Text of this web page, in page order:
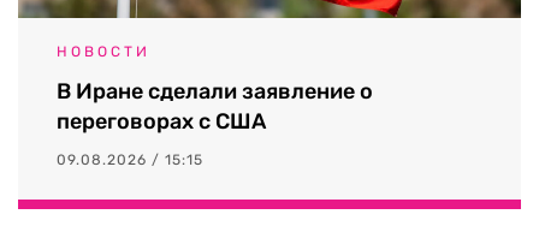
НОВОСТИ
В Иране сделали заявление о
переговорах с США
09.08.2026 / 15:15